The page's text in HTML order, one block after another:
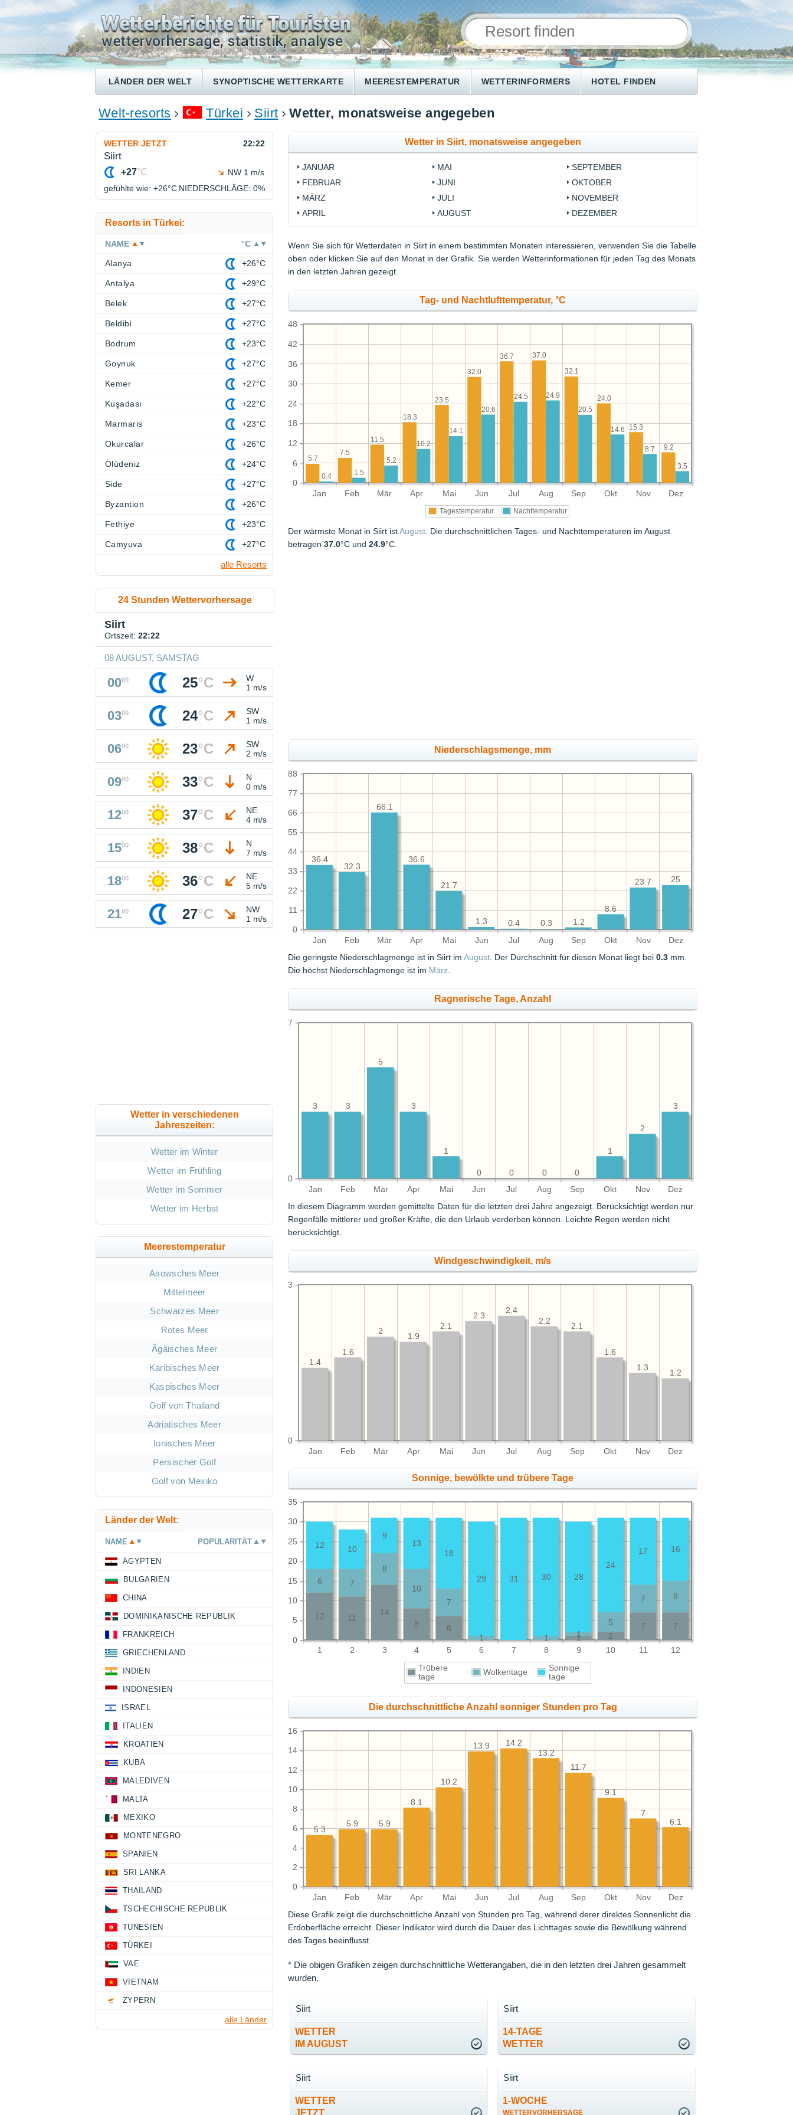
LÄNDER DER WELT SYNOPTISCHE WETTERKARTE MEERESTEMPERATUR WETTERINFORMERS HOTEL FINDEN
Welt-resorts Türkei Siirt Wetter, monatsweise angegeben
Wetter in Siirt, monatsweise angegeben
JANUAR
FEBRUAR
MÄRZ
APRIL
MAI
JUNI
JULI
AUGUST
SEPTEMBER
OKTOBER
NOVEMBER
DEZEMBER
Wenn Sie sich für Wetterdaten in Siirt in einem bestimmten Monaten interessieren, verwenden Sie die Tabelle
oben oder klicken Sie auf den Monat in der Grafik. Sie werden Wetterinformationen für jeden Tag des Monats
in den letzten Jahren gezeigt.
Tag- und Nachtlufttemperatur, °C
Jan Feb Mär Apr Mai Jun Jul Aug Sep Okt Nov Dez
0
6
12
18
24
30
36
42
48
9.2
15.3
24.0
32.1
37.0
36.7
32.0
23.5
18.3
11.5
7.5
5.7
3.5
8.7
14.6
20.5
24.9
24.5
20.6
14.1
10.2
5.2
1.5
0.4
Tagestemperatur Nachttemperatur
Der wärmste Monat in Siirt istAugust. Die durchschnittlichen Tages- und Nachttemperaturen im August
betragen37.0°C und24.9°C.
Niederschlagsmenge, mm
Jan Feb Mär Apr Mai Jun Jul Aug Sep Okt Nov Dez
0
11
22
33
44
55
66
77
88
25
23.7
8.6
1.2
0.3
0.4
1.3
21.7
36.6
66.1
32.3
36.4
Die geringste Niederschlagmenge ist in Siirt imAugust. Der Durchschnitt für diesen Monat liegt bei0.3 mm.
Die höchst Niederschlagmenge ist im März.
Ragnerische Tage, Anzahl
Jan Feb Mär Apr Mai Jun Jul Aug Sep Okt Nov Dez
0
7
3
2
1
0
0
0
0
1
3
5
3
3
In diesem Diagramm werden gemittelte Daten für die letzten drei Jahre angezeigt. Berücksichtigt werden nur
Regenfälle mittlerer und großer Kräfte, die den Urlaub verderben können. Leichte Regen werden nicht
berücksichtigt.
Windgeschwindigkeit, m/s
Jan Feb Mär Apr Mai Jun Jul Aug Sep Okt Nov Dez
0
3
1.2
1.3
1.6
2.1
2.2
2.4
2.3
2.1
1.9
2
1.6
1.4
Sonnige, bewölkte und trübere Tage
1 2 3 4 5 6 7 8 9 10 11 12
0
5
10
15
20
25
30
35
7
7
2
1
6
8
14
11
12
8
7
5
1
1
1
7
10
8
7
6
16
17
24
28
30
31
29
18
13
9
10
12
Trübere
tage
Wolkentage
Sonnige
tage
Die durchschnittliche Anzahl sonniger Stunden pro Tag
Jan Feb Mär Apr Mai Jun Jul Aug Sep Okt Nov Dez
0
2
4
6
8
10
12
14
16
6.1
7
9.1
11.7
13.2
14.2
13.9
10.2
8.1
5.9
5.9
5.3
Diese Grafik zeigt die durchschnittliche Anzahl von Stunden pro Tag, während derer direktes Sonnenlicht die
Erdoberfläche erreicht. Dieser Indikator wird durch die Dauer des Lichttages sowie die Bewölkung während
des Tages beeinflusst.
* Die obigen Grafiken zeigen durchschnittliche Wetterangaben, die in den letzten drei Jahren gesammelt
wurden.
WETTER
IM AUGUST
Siirt
14-TAGE
WETTER
Siirt
WETTER
Siirt
1-WOCHE
WETTERVORHERSAGE
Siirt
WETTER JETZT 22:22
Siirt
+27°C
NW 1 m/s
gefühlte wie: +26°C NIEDERSCHLÄGE: 0%
Resorts in Türkei:
NAME °C
Alanya +26°C
Antalya +29°C
Belek +27°C
Beldibi +27°C
Bodrum +23°C
Goynuk +27°C
Kemer +27°C
Kuşadası +22°C
Marmaris +23°C
Okurcalar +26°C
Ölüdeniz +24°C
Side +27°C
Byzantion +26°C
Fethiye +23°C
Camyuva +27°C
alle Resorts
24 Stunden Wettervorhersage
Siirt
Ortszeit: 22:22
08 AUGUST, SAMSTAG
0000 25°C
W
1 m/s
0300 24°C
SW
1 m/s
0600 23°C
SW
2 m/s
0900 33°C
N
0 m/s
1200 37°C
NE
4 m/s
1500 38°C
N
7 m/s
1800 36°C
NE
5 m/s
2100 27°C
NW
1 m/s
Wetter in verschiedenen
Jahreszeiten:
Wetter im Winter
Wetter im Frühling
Wetter im Sommer
Wetter im Herbst
Meerestemperatur
Asowsches Meer
Mittelmeer
Schwarzes Meer
Rotes Meer
Ägäisches Meer
Karibisches Meer
Kaspisches Meer
Golf von Thailand
Adriatisches Meer
Ionisches Meer
Persischer Golf
Golf von Mexiko
Länder der Welt:
NAME POPULARITÄT
ÄGYPTEN
BULGARIEN
CHINA
DOMINIKANISCHE REPUBLIK
FRANKREICH
GRIECHENLAND
INDIEN
INDONESIEN
ISRAEL
ITALIEN
KROATIEN
KUBA
MALEDIVEN
MALTA
MEXIKO
MONTENEGRO
SPANIEN
SRI LANKA
THAILAND
TSCHECHISCHE REPUBLIK
TUNESIEN
TÜRKEI
VAE
VIETNAM
ZYPERN
alle Länder